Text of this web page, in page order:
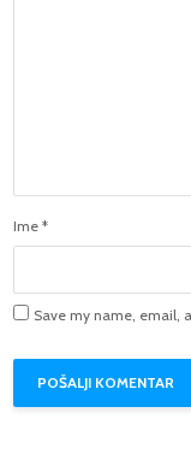
Ime *
Save my name, email,